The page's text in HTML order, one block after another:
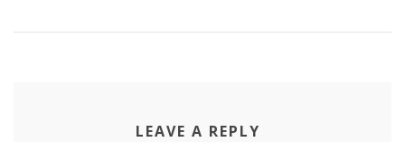
LEAVE A REPLY